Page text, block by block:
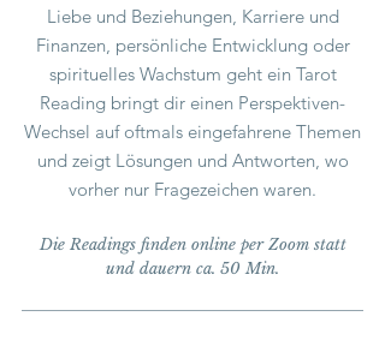
Liebe und Beziehungen, Karriere und
Finanzen, persönliche Entwicklung oder
spirituelles Wachstum geht ein Tarot
Reading bringt dir einen Perspektiven-
Wechsel auf oftmals eingefahrene Themen
und zeigt Lösungen und Antworten, wo
vorher nur Fragezeichen waren.
Die Readings finden online per Zoom statt
und dauern ca. 50 Min.